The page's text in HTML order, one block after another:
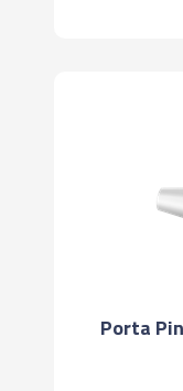
Porta